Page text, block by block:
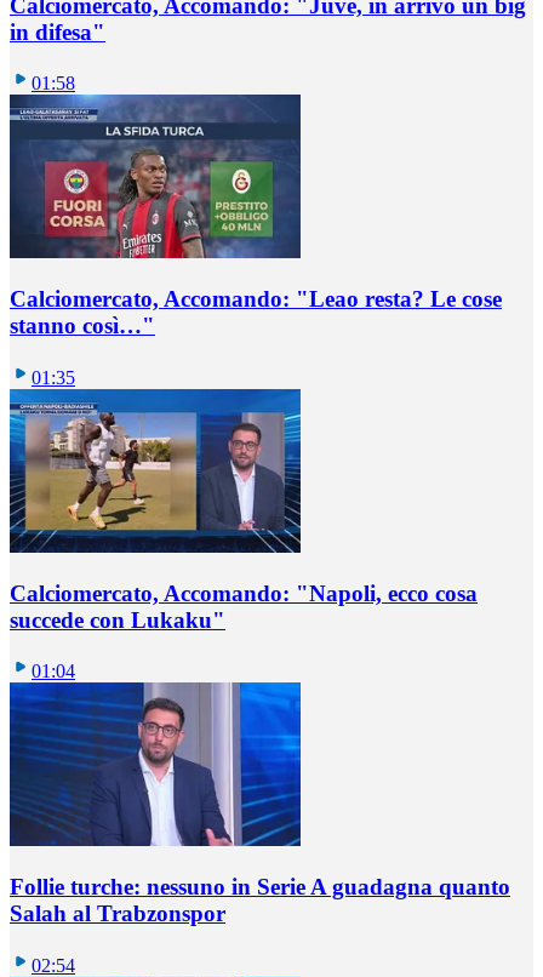
Calciomercato, Accomando: "Juve, in arrivo un big
in difesa"
01:58
Calciomercato, Accomando: "Leao resta? Le cose
stanno così…"
01:35
Calciomercato, Accomando: "Napoli, ecco cosa
succede con Lukaku"
01:04
Follie turche: nessuno in Serie A guadagna quanto
Salah al Trabzonspor
02:54